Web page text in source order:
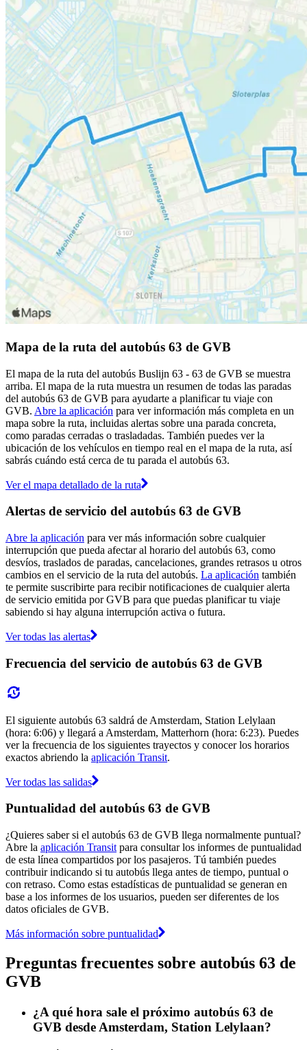
Mapa de la ruta del autobús 63 de GVB
El mapa de la ruta del autobús Buslijn 63 - 63 de GVB se muestra
arriba. El mapa de la ruta muestra un resumen de todas las paradas
del autobús 63 de GVB para ayudarte a planificar tu viaje con
GVB. Abre la aplicación para ver información más completa en un
mapa sobre la ruta, incluidas alertas sobre una parada concreta,
como paradas cerradas o trasladadas. También puedes ver la
ubicación de los vehículos en tiempo real en el mapa de la ruta, así
sabrás cuándo está cerca de tu parada el autobús 63.
Ver el mapa detallado de la ruta
Alertas de servicio del autobús 63 de GVB
Abre la aplicación para ver más información sobre cualquier
interrupción que pueda afectar al horario del autobús 63, como
desvíos, traslados de paradas, cancelaciones, grandes retrasos u otros
cambios en el servicio de la ruta del autobús. La aplicación también
te permite suscribirte para recibir notificaciones de cualquier alerta
de servicio emitida por GVB para que puedas planificar tu viaje
sabiendo si hay alguna interrupción activa o futura.
Ver todas las alertas
Frecuencia del servicio de autobús 63 de GVB
El siguiente autobús 63 saldrá de Amsterdam, Station Lelylaan
(hora: 6:06) y llegará a Amsterdam, Matterhorn (hora: 6:23). Puedes
ver la frecuencia de los siguientes trayectos y conocer los horarios
exactos abriendo la aplicación Transit.
Ver todas las salidas
Puntualidad del autobús 63 de GVB
¿Quieres saber si el autobús 63 de GVB llega normalmente puntual?
Abre la aplicación Transit para consultar los informes de puntualidad
de esta línea compartidos por los pasajeros. Tú también puedes
contribuir indicando si tu autobús llega antes de tiempo, puntual o
con retraso. Como estas estadísticas de puntualidad se generan en
base a los informes de los usuarios, pueden ser diferentes de los
datos oficiales de GVB.
Más información sobre puntualidad
Preguntas frecuentes sobre autobús 63 de
GVB
¿A qué hora sale el próximo autobús 63 de
GVB desde Amsterdam, Station Lelylaan?